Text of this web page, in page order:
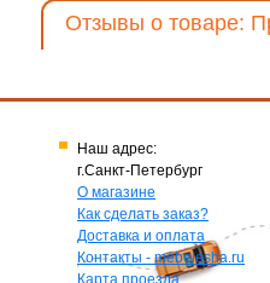
Отзывы о товаре:
Наш адрес:
г.Санкт-Петербург
О магазине
Как сделать заказ?
Доставка и оплата
Контакты - mebelesha.ru
Карта проезда